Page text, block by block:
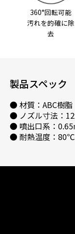
360°回転可能
汚れを的確に除
去
製品スペック
● 材質：ABC樹脂
● ノズル寸法：
● 噴出口系：
● 耐熱温度：80℃